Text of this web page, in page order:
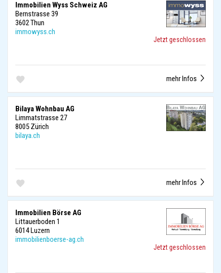
Immobilien Wyss Schweiz AG
Bernstrasse 39
3602 Thun
immowyss.ch
Jetzt geschlossen
mehr Infos
Bilaya Wohnbau AG
Limmatstrasse 27
8005 Zürich
bilaya.ch
mehr Infos
Immobilien Börse AG
Littauerboden 1
6014 Luzern
immobilienboerse-ag.ch
Jetzt geschlossen